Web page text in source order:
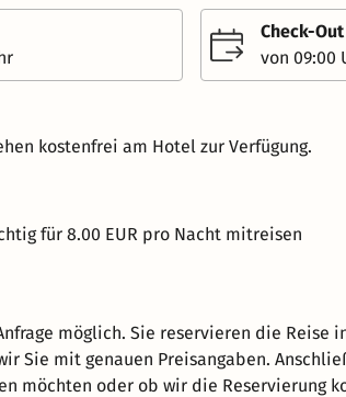
Check-Out
von 09:00
kostenfrei am Hotel zur Verfügung.
für 8.00 EUR pro Nacht mitreisen
möglich. Sie reservieren die Reise
Sie mit genauen Preisangaben.
möchten oder ob wir die Reservierung